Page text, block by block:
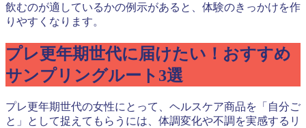
飲むのが適しているかの例示があると、体験のきっかけを作
りやすくなります。
プレ更年期世代に届けたい！おすすめ
サンプリングルート3選
プレ更年期世代の女性にとって、ヘルスケア商品を「自分ご
と」として捉えてもらうには、体調変化や不調を実感するリ